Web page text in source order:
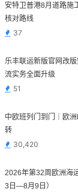
安特卫普港8月道路施
核对路线
37
乐丰联运新版官网改
流实务全面升级
51
中欧班列门到门｜欧
转
30,420
2026年第32周欧洲海
3日—8月9日）